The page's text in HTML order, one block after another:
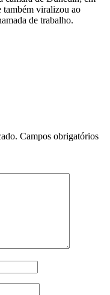
também viralizou ao
de trabalho.
Campos obrigatórios